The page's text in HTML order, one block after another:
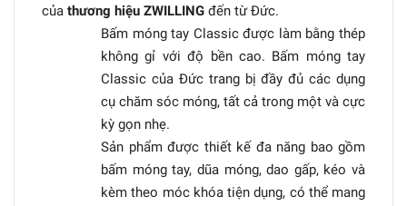
của thương hiệu ZWILLING đến từ Đức.
Bấm móng tay Classic được làm bằng thép
không gỉ với độ bền cao. Bấm móng tay
Classic của Đức trang bị đầy đủ các dụng
cụ chăm sóc móng, tất cả trong một và cực
kỳ gọn nhẹ.
Sản phẩm được thiết kế đa năng bao gồm
bấm móng tay, dũa móng, dao gấp, kéo và
kèm theo móc khóa tiện dụng, có thể mang